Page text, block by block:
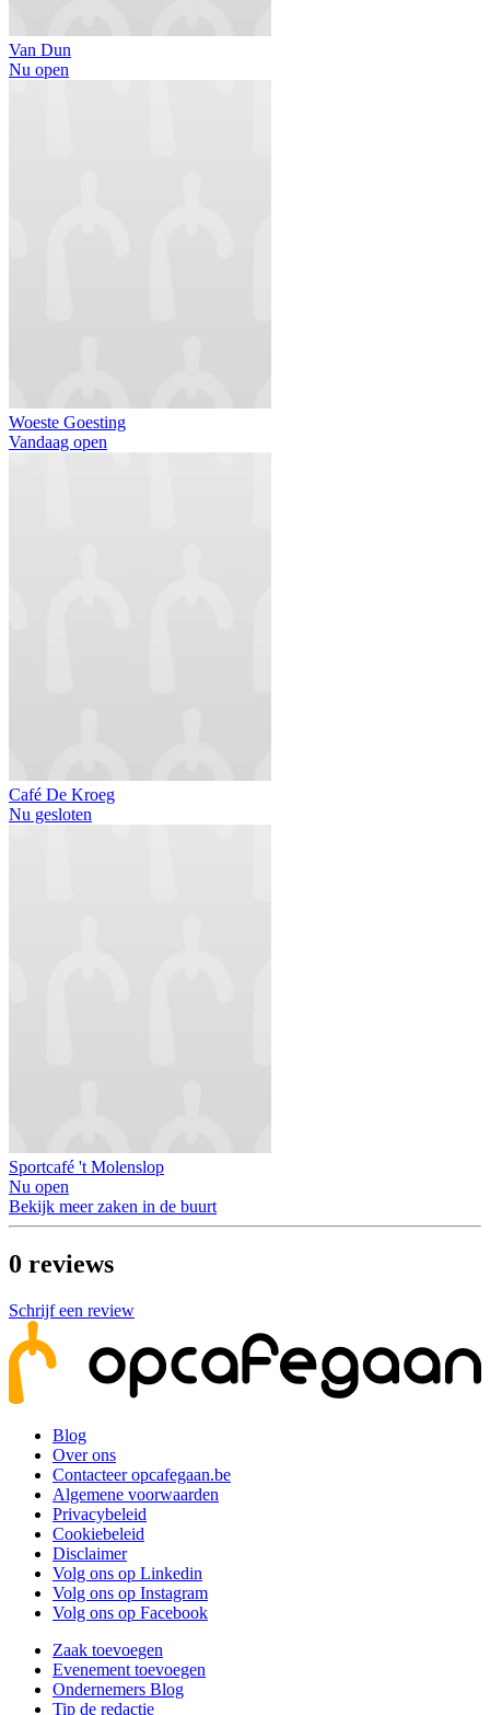
Van Dun
Nu open
Woeste Goesting
Vandaag open
Café De Kroeg
Nu gesloten
Sportcafé 't Molenslop
Nu open
Bekijk meer zaken in de buurt
0 reviews
Schrijf een review
Blog
Over ons
Contacteer opcafegaan.be
Algemene voorwaarden
Privacybeleid
Cookiebeleid
Disclaimer
Volg ons op Linkedin
Volg ons op Instagram
Volg ons op Facebook
Zaak toevoegen
Evenement toevoegen
Ondernemers Blog
Tip de redactie